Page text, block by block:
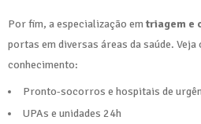
Por fim, a especialização emtriagem e
portas em diversas áreas da saúde.
conhecimento:
Pronto-socorros e hospitais de
UPAs e unidades 24h